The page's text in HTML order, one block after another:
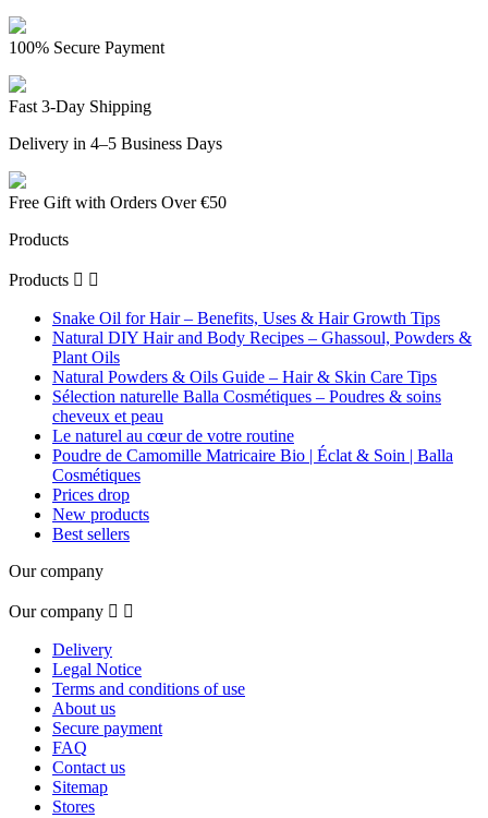
100% Secure Payment
Fast 3-Day Shipping
Delivery in 4–5 Business Days
Free Gift with Orders Over €50
Products
Products  
Snake Oil for Hair – Benefits, Uses & Hair Growth Tips
Natural DIY Hair and Body Recipes – Ghassoul, Powders &
Plant Oils
Natural Powders & Oils Guide – Hair & Skin Care Tips
Sélection naturelle Balla Cosmétiques – Poudres & soins
cheveux et peau
Le naturel au cœur de votre routine
Poudre de Camomille Matricaire Bio | Éclat & Soin | Balla
Cosmétiques
Prices drop
New products
Best sellers
Our company
Our company  
Delivery
Legal Notice
Terms and conditions of use
About us
Secure payment
FAQ
Contact us
Sitemap
Stores